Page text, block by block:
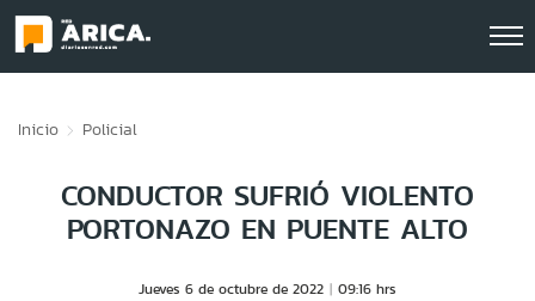
Inicio Policial
CONDUCTOR SUFRIÓ VIOLENTO
PORTONAZO EN PUENTE ALTO
Jueves 6 de octubre de 2022 09:16 hrs